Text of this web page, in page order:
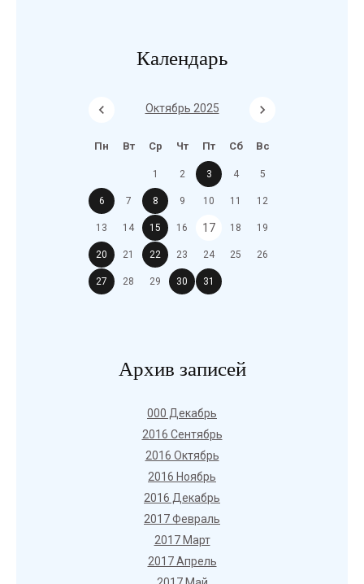
Календарь
Октябрь 2025
Пн Вт Ср Чт Пт Сб Вс
1 2 3 4 5
6 7 8 9 10 11 12
13 14 15 16 17 18 19
20 21 22 23 24 25 26
27 28 29 30 31
Архив записей
000 Декабрь
2016 Сентябрь
2016 Октябрь
2016 Ноябрь
2016 Декабрь
2017 Февраль
2017 Март
2017 Апрель